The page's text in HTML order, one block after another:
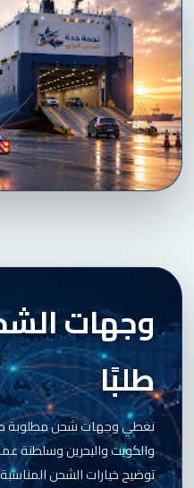
وجهات
طلبًا
نغطي وجهات شحن مطلوبة
والكويت والبحرين وسلطنة
توضيح خيارات الشحن